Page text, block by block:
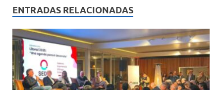
s
A
p
p
b
o
o
k
p
ar
ti
r
ENTRADAS RELACIONADAS